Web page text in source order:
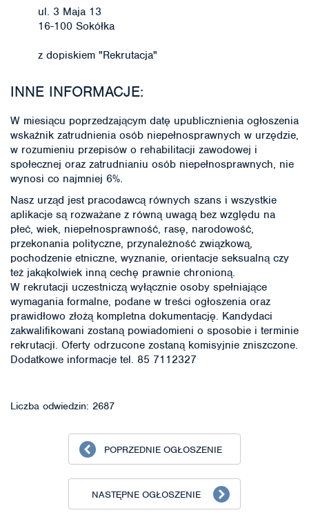
ul. 3 Maja 13
16-100 Sokółka
z dopiskiem "Rekrutacja"
INNE INFORMACJE:
W miesiącu poprzedzającym datę upublicznienia ogłoszenia
wskaźnik zatrudnienia osób niepełnosprawnych w urzędzie,
w rozumieniu przepisów o rehabilitacji zawodowej i
społecznej oraz zatrudnianiu osób niepełnosprawnych, nie
wynosi co najmniej 6%.
Nasz urząd jest pracodawcą równych szans i wszystkie
aplikacje są rozważane z równą uwagą bez względu na
płeć, wiek, niepełnosprawność, rasę, narodowość,
przekonania polityczne, przynależność związkową,
pochodzenie etniczne, wyznanie, orientacje seksualną czy
też jakąkolwiek inną cechę prawnie chronioną.
W rekrutacji uczestniczą wyłącznie osoby spełniające
wymagania formalne, podane w treści ogłoszenia oraz
prawidłowo złożą kompletna dokumentację. Kandydaci
zakwalifikowani zostaną powiadomieni o sposobie i terminie
rekrutacji. Oferty odrzucone zostaną komisyjnie zniszczone.
Dodatkowe informacje tel. 85 7112327
Liczba odwiedzin: 2687
POPRZEDNIE OGŁOSZENIE
NASTĘPNE OGŁOSZENIE